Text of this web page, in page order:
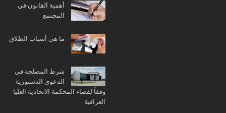
أهمية القانون في
المجتمع
ما هي أسباب الطلاق
شرط المصلحة في
الدعوى الدستورية
وفقاً لقضاء المحكمة الاتحادية العليا
العراقية